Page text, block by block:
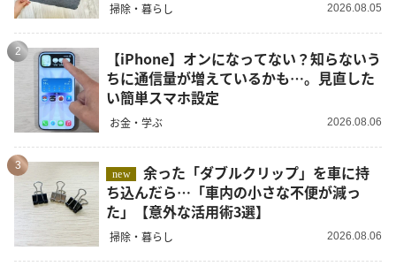
掃除・暮らし 2026.08.05
2
【iPhone】オンになってない？知らないう
ちに通信量が増えているかも…。見直した
い簡単スマホ設定
お金・学ぶ 2026.08.06
3
new
余った「ダブルクリップ」を車に持
ち込んだら…「車内の小さな不便が減っ
た」【意外な活用術3選】
掃除・暮らし 2026.08.06